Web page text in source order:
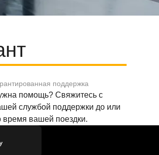
поддержка
помощь? Свяжитесь с
службой поддержки до или
время вашей поездки.